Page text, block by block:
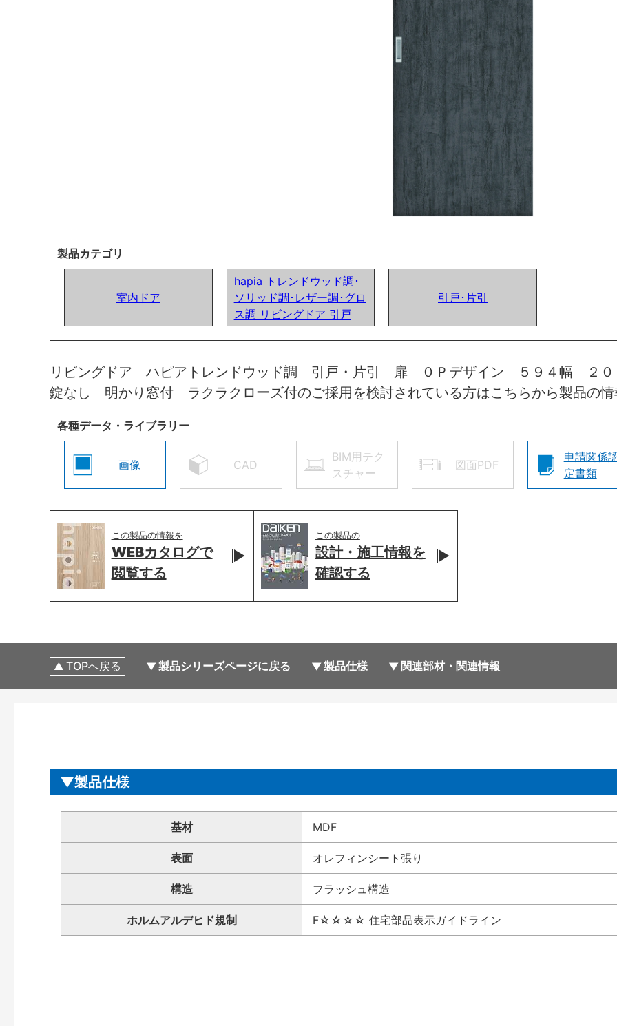
製品カテゴリ
室内ドア
hapia トレンドウッド調･
ソリッド調･レザー調･グロ
ス調 リビングドア 引戸
引戸･片引
リビングドア ハピアトレンドウッド調 引戸・片引 扉 ０Ｐデザイン ５９４幅 ２
錠なし 明かり窓付 ラクラクローズ付のご採用を検討されている方はこちらから製品の情
各種データ・ライブラリー
画像 CAD
BIM用テク
スチャー
図面PDF
申請関係
定書類
この製品の情報を
WEBカタログで
閲覧する
この製品の
設計・施工情報を
確認する
TOPへ戻る 製品シリーズページに戻る 製品仕様 関連部材・関連情報
製品仕様
基材 MDF
表面 オレフィンシート張り
構造 フラッシュ構造
ホルムアルデヒド規制 F☆☆☆☆ 住宅部品表示ガイドライン